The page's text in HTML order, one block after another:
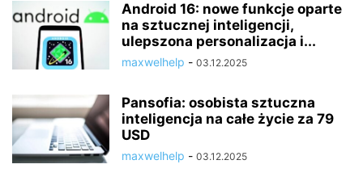
Android 16: nowe funkcje oparte
na sztucznej inteligencji,
ulepszona personalizacja i...
maxwelhelp - 03.12.2025
Pansofia: osobista sztuczna
inteligencja na całe życie za 79
USD
maxwelhelp - 03.12.2025